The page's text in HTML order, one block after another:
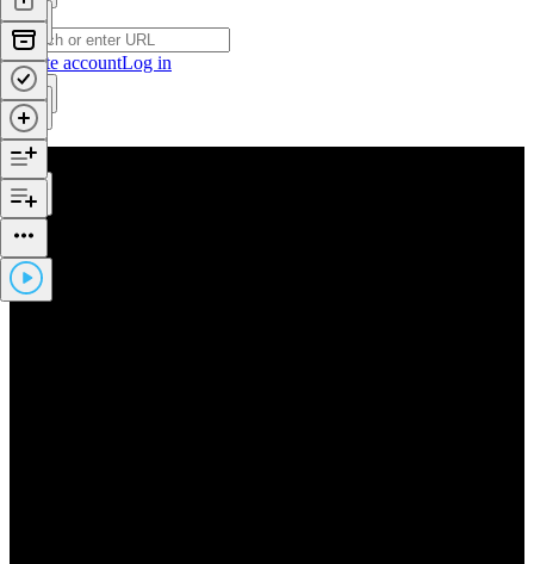
Create accountLog in